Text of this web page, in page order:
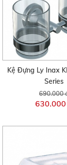
Kệ Đựng Ly Inax
Series
690.000